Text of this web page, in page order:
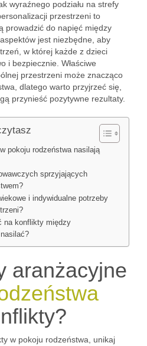
wyraźnego podziału na strefy
przestrzeni to
prowadzić do napięć między
jest niezbędne, aby
w której każde z dzieci
i bezpiecznie. Właściwe
przestrzeni może znacząco
dlatego warto przyjrzeć się,
przynieść pozytywne rezultaty.
pokoju rodzeństwa nasilają
sprzyjających
i indywidualne potrzeby
na konflikty między
aranżacyjne
w pokoju rodzeństwa, unikaj